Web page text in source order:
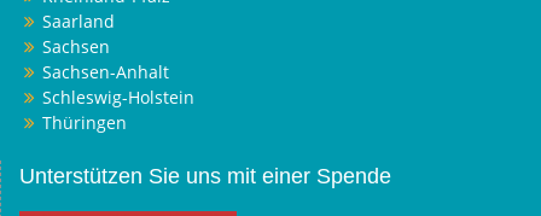
Saarland
Sachsen
Sachsen-Anhalt
Schleswig-Holstein
Thüringen
Unterstützen Sie uns mit einer Spende